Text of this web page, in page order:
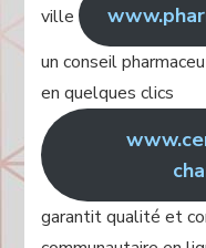
ville
un conseil
en quelques clics
garantit qualité et